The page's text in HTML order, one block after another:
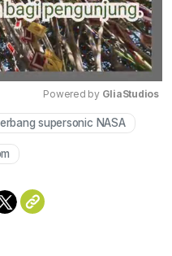
Mute
Powered by GliaStudios
supersonic NASA